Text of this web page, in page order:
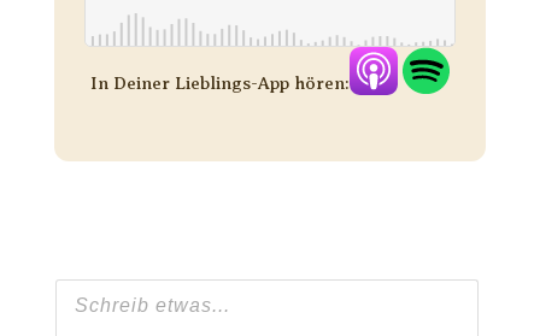
In Deiner Lieblings-App hören: